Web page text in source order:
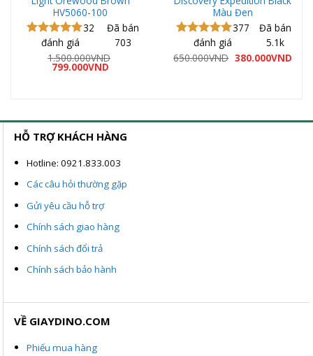
HV5060-100
Được xếp
hạng 5.00
32
đánh giá
Đã bán
703
1.500.000VND
Giá
799.000VND
Màu Đen
Được xếp
hạng5.00
377
đánh giá
Đã bán
5.1k
650.000VND Giá
380.000VNDGiá
HỖ TRỢ KHÁCH HÀNG
Hotline: 0921.833.003
Các câu hỏi thường gặp
Gửi yêu cầu hỗ trợ
Chính sách giao hàng
Chính sách đổi trả
Chính sách bảo hành
VỀ GIAYDINO.COM
Phiếu mua hàng